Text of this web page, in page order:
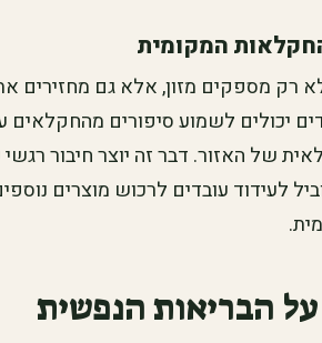
המקומית
לא רק מספקים מזון, אלא גם מחזירים
יכולים לשמוע סיפורים מהחקלאים
של האזור. דבר זה יוצר חיבור
לעידוד עובדים לרכוש מוצרים
הבריאות הנפשית